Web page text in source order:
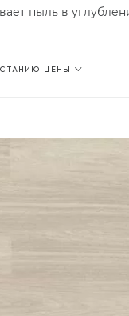
пыль в
ЦЕНЫ